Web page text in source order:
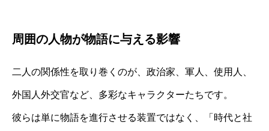
周囲の人物が物語に与える影響
二人の関係性を取り巻くのが、政治家、軍人、使用人、
外国人外交官など、多彩なキャラクターたちです。
彼らは単に物語を進行させる装置ではなく、「時代と社